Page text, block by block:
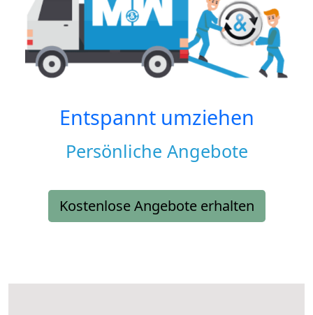
Entspannt umziehen
Persönliche Angebote
Kostenlose Angebote erhalten